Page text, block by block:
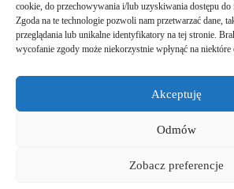
cookie, do przechowywania i/lub uzyskiwania dostępu do
Zgoda na te technologie pozwoli nam przetwarzać dane,
przeglądania lub unikalne identyfikatory na tej stronie.
wycofanie zgody może niekorzystnie wpłynąć na niektóre
Akceptuję
Odmów
Zobacz preferencje
internetową w tej przeglądarce do następnego